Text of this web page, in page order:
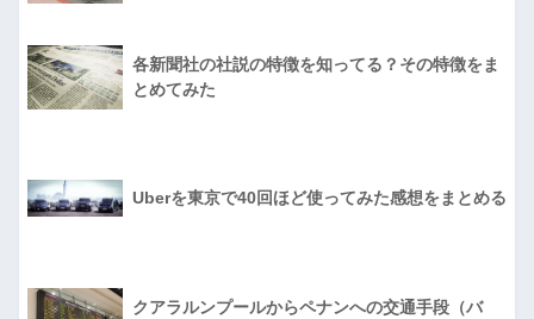
各新聞社の社説の特徴を知ってる？その特徴をま
とめてみた
Uberを東京で40回ほど使ってみた感想をまとめる
クアラルンプールからペナンへの交通手段（バ